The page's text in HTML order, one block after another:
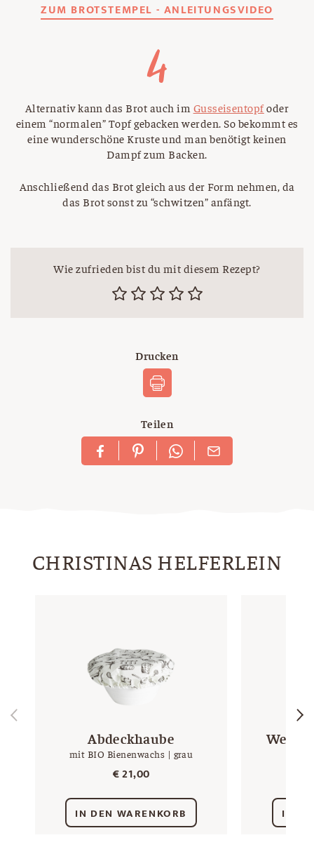
ZUM BROTSTEMPEL - ANLEITUNGSVIDEO
Alternativ kann das Brot auch im Gusseisentopfoder
einem “normalen” Topf gebacken werden. So bekommt es
eine wunderschöne Kruste und man benötigt keinen
Dampf zum Backen.
Anschließend das Brot gleich aus der Form nehmen, da
das Brot sonst zu “schwitzen” anfängt.
Wie zufrieden bist du mit diesem Rezept?
Drucken
Teilen
CHRISTINAS HELFERLEIN
Abdeckhaube
mit BIO Bienenwachs | grau
€21,00
IN DEN WARENKORB IN